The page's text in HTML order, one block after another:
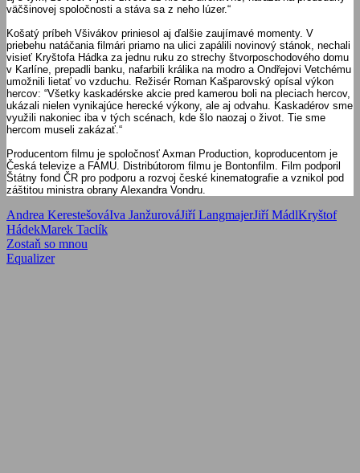
väčšinovej spoločnosti a stáva sa z neho lúzer.“
Košatý príbeh Všivákov priniesol aj ďalšie zaujímavé momenty. V
priebehu natáčania filmári priamo na ulici zapálili novinový stánok, nechali
visieť Kryštofa Hádka za jednu ruku zo strechy štvorposchodového domu
v Karlíne, prepadli banku, nafarbili králika na modro a Ondřejovi Vetchému
umožnili lietať vo vzduchu. Režisér Roman Kašparovský opísal výkon
hercov: “Všetky kaskadérske akcie pred kamerou boli na pleciach hercov,
ukázali nielen vynikajúce herecké výkony, ale aj odvahu. Kaskadérov sme
využili nakoniec iba v tých scénach, kde šlo naozaj o život. Tie sme
hercom museli zakázať.“
Producentom filmu je spoločnosť Axman Production, koproducentom je
Česká televize a FAMU. Distribútorom filmu je Bontonfilm. Film podporil
Štátny fond ČR pro podporu a rozvoj české kinematografie a vznikol pod
záštitou ministra obrany Alexandra Vondru.
Andrea KerestešováIva JanžurováJiří LangmajerJiří MádlKryštof
HádekMarek Taclík
Navigácia
v
Previous
Post:
Zostaň so mnou
Next
Equalizer